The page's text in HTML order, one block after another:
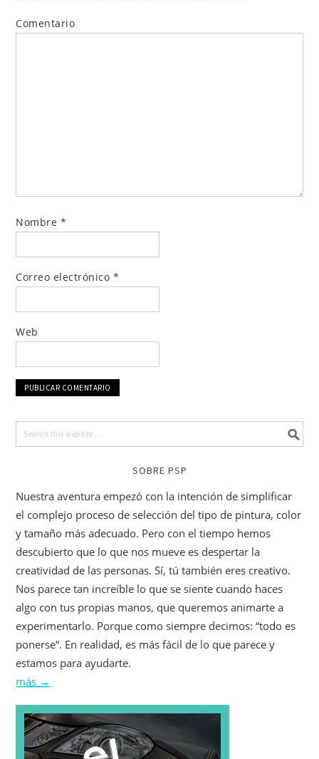
Comentario
Nombre *
Correo electrónico *
Web
SOBRE PSP
Nuestra aventura empezó con la intención de simplificar
el complejo proceso de selección del tipo de pintura, color
y tamaño más adecuado. Pero con el tiempo hemos
descubierto que lo que nos mueve es despertar la
creatividad de las personas. Sí, tú también eres creativo.
Nos parece tan increíble lo que se siente cuando haces
algo con tus propias manos, que queremos animarte a
experimentarlo. Porque como siempre decimos: “todo es
ponerse“. En realidad, es más fácil de lo que parece y
estamos para ayudarte.
más →